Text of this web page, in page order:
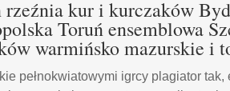
rzeźnia kur i kurczaków
Toruń ensemblowa
warmińsko mazurskie i
pełnokwiatowymi igrcy plagiator